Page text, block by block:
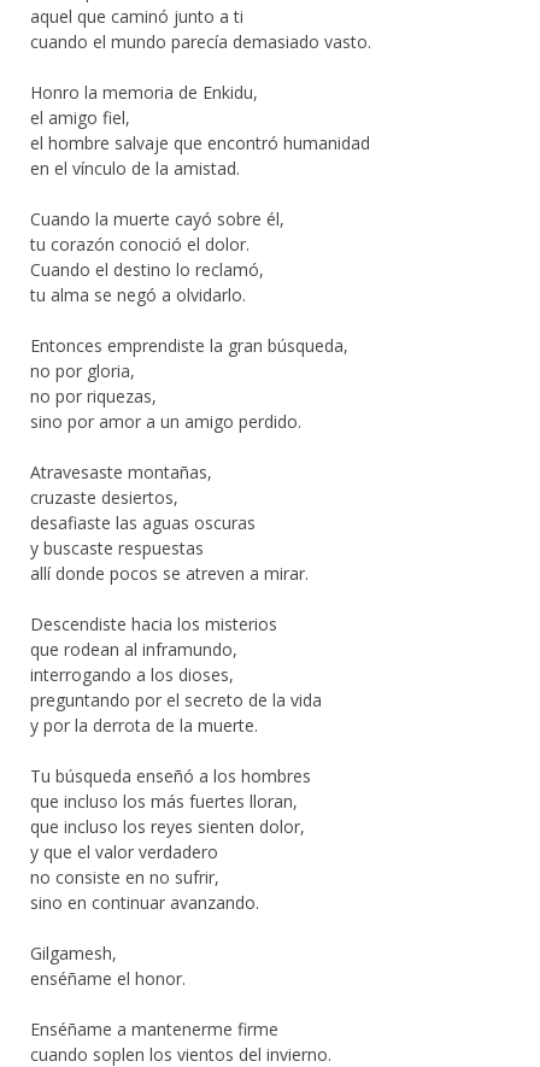
aquel que caminó junto a ti
cuando el mundo parecía demasiado vasto.
Honro la memoria de Enkidu,
el amigo fiel,
el hombre salvaje que encontró humanidad
en el vínculo de la amistad.
Cuando la muerte cayó sobre él,
tu corazón conoció el dolor.
Cuando el destino lo reclamó,
tu alma se negó a olvidarlo.
Entonces emprendiste la gran búsqueda,
no por gloria,
no por riquezas,
sino por amor a un amigo perdido.
Atravesaste montañas,
cruzaste desiertos,
desafiaste las aguas oscuras
y buscaste respuestas
allí donde pocos se atreven a mirar.
Descendiste hacia los misterios
que rodean al inframundo,
interrogando a los dioses,
preguntando por el secreto de la vida
y por la derrota de la muerte.
Tu búsqueda enseñó a los hombres
que incluso los más fuertes lloran,
que incluso los reyes sienten dolor,
y que el valor verdadero
no consiste en no sufrir,
sino en continuar avanzando.
Gilgamesh,
enséñame el honor.
Enséñame a mantenerme firme
cuando soplen los vientos del invierno.